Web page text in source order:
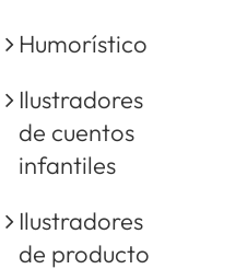
Humorístico
Ilustradores
de cuentos
infantiles
Ilustradores
de producto